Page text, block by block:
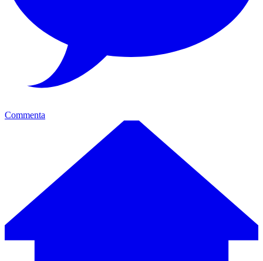
Commenta